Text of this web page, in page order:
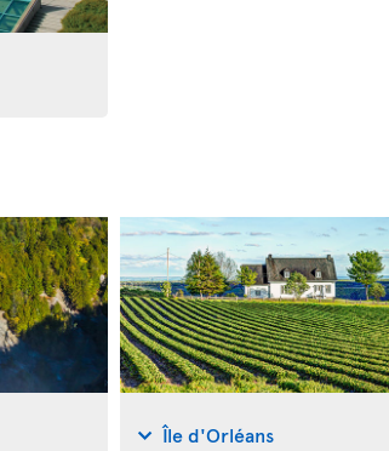
Île d'Orléans